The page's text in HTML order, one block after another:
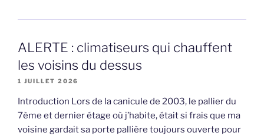
ALERTE : climatiseurs qui chauffent
les voisins du dessus
1 JUILLET 2026
Introduction Lors de la canicule de 2003, le pallier du
7ème et dernier étage où j’habite, était si frais que ma
voisine gardait sa porte pallière toujours ouverte pour